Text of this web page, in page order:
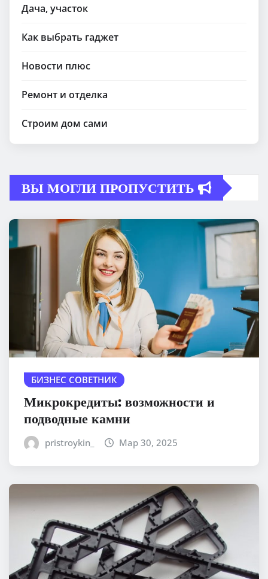
Дача, участок
Как выбрать гаджет
Новости плюс
Ремонт и отделка
Строим дом сами
ВЫ МОГЛИ ПРОПУСТИТЬ
БИЗНЕС СОВЕТНИК
Микрокредиты: возможности и
подводные камни
pristroykin_ Мар 30, 2025